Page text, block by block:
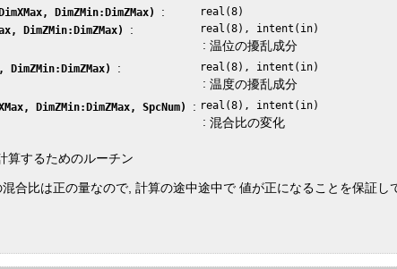
DimZMin:DimZMax) :
real(8)
DimZMin:DimZMax) : real(8), intent(in)
: 温位の擾乱成分
DimZMin:DimZMax) : real(8), intent(in)
: 温度の擾乱成分
DimZMin:DimZMax, SpcNum) : real(8), intent(in)
: 混合比の変化
算するためのルーチン
合比は正の量なので, 計算の途中途中で 値が正になることを保証